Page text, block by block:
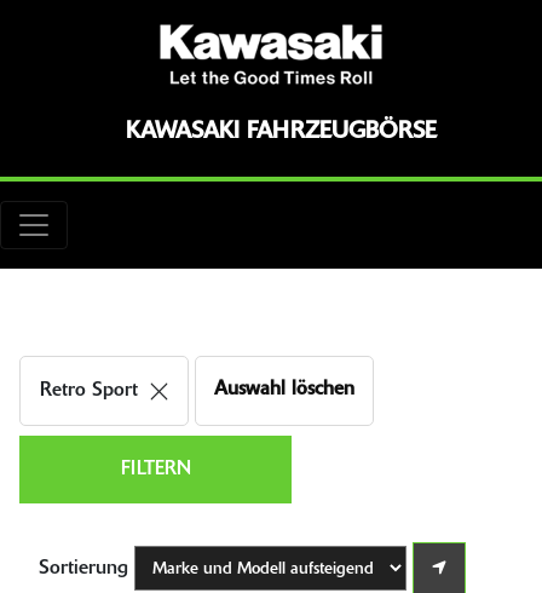
KAWASAKI FAHRZEUGBÖRSE
Retro Sport Auswahl löschen
FILTERN
Sortierung